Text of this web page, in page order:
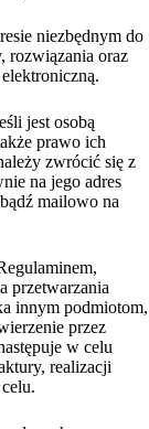
niezbędnym do
rozwiązania oraz
jest osobą
prawo ich
zwrócić się z
na jego adres
mailowo na
przetwarzania
innym podmiotom,
przez
w celu
realizacji